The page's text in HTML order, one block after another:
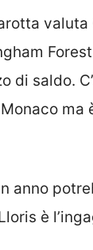
valuta
di saldo.
ma
anno
è